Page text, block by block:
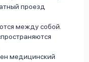
проезд
между собой.
медицинский